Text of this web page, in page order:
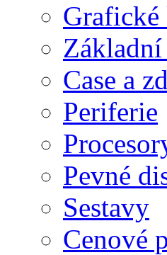
Case a
Periferie
Pevné
Sestavy
Cenové